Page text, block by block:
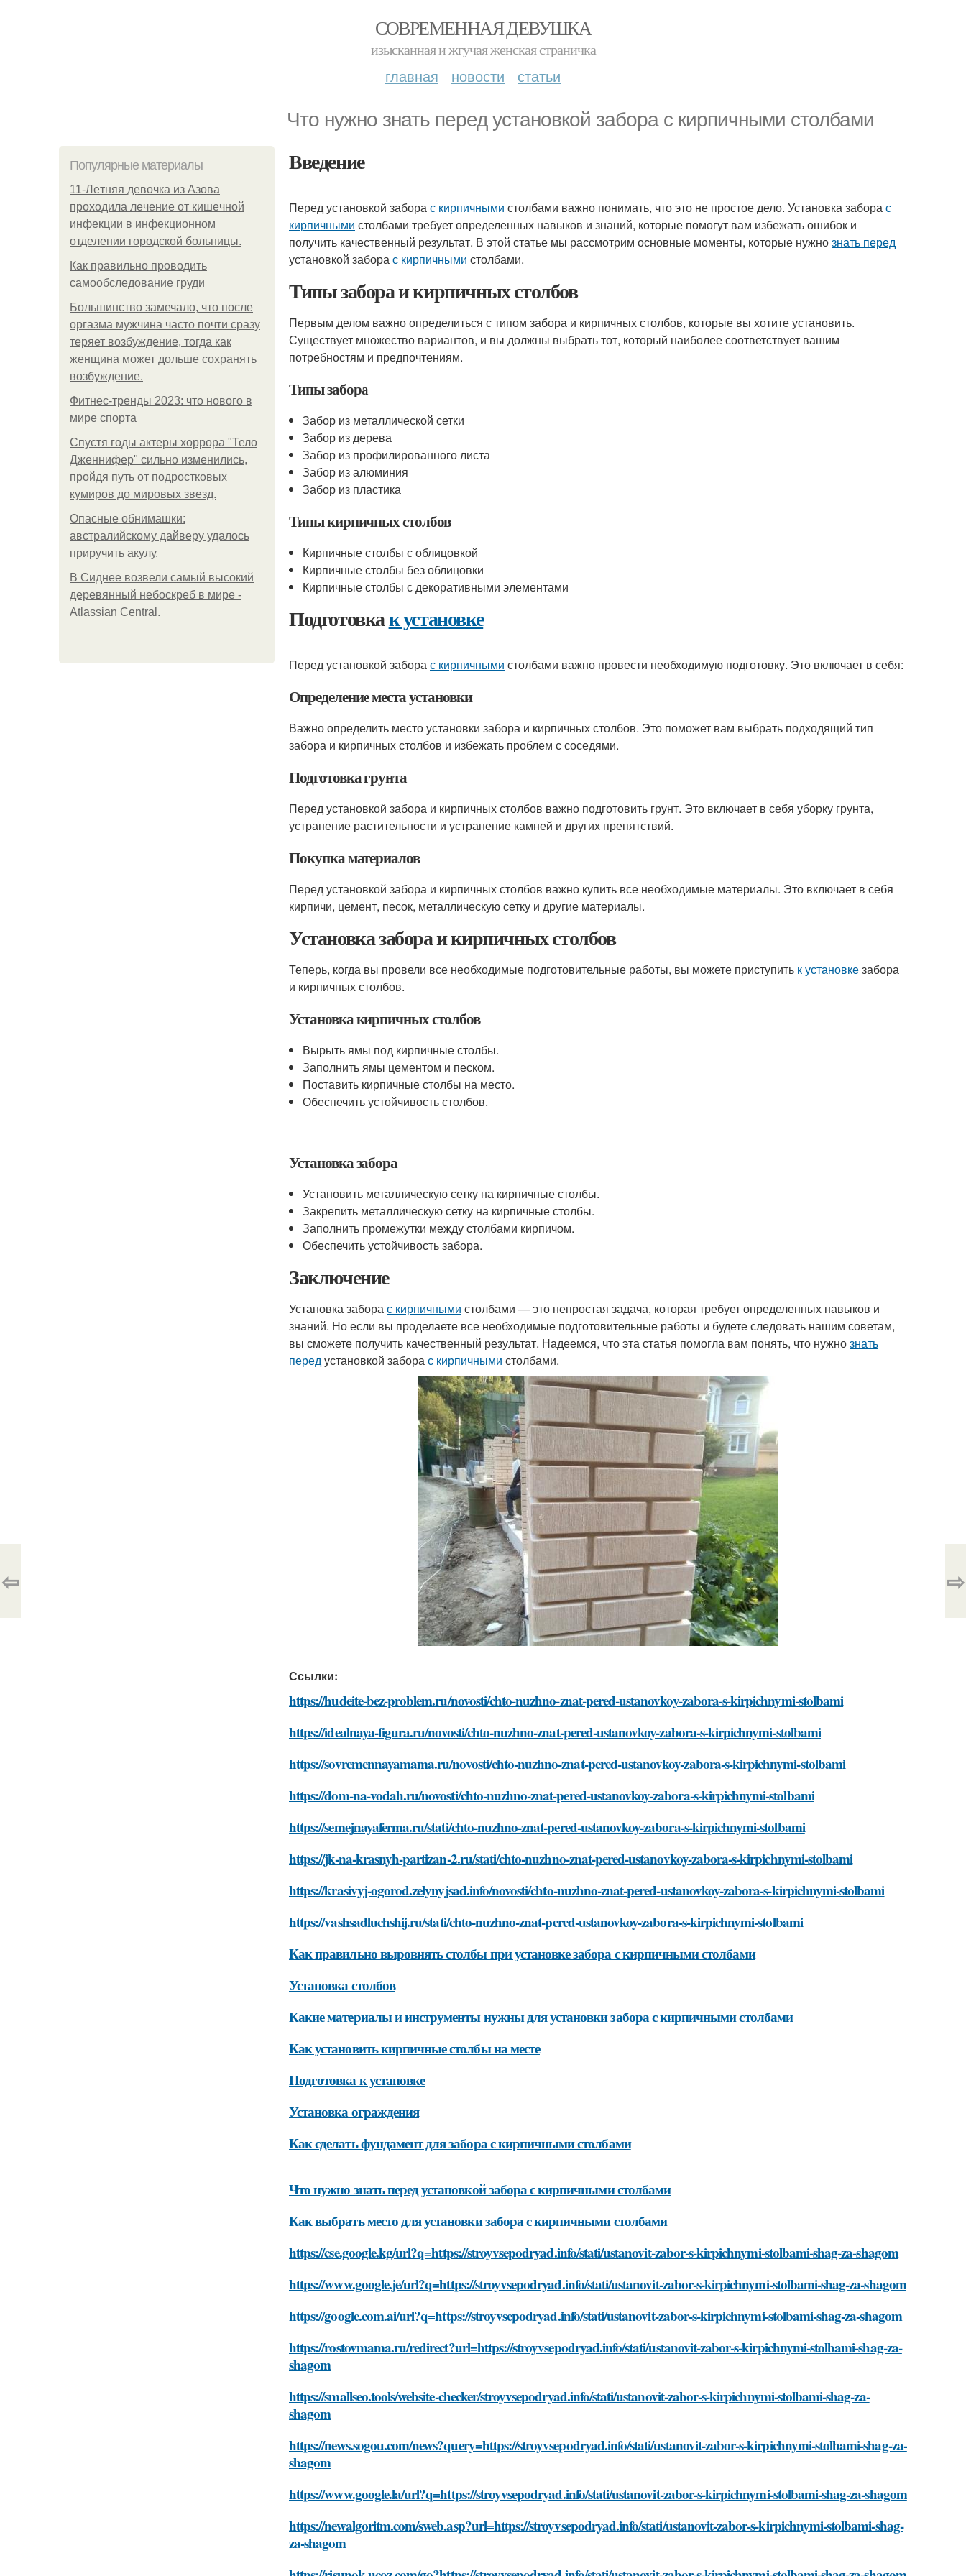
СОВРЕМЕННАЯ ДЕВУШКА
изысканная и жгучая женская страничка
главная новости статьи
Что нужно знать перед установкой забора с кирпичными столбами
Популярные материалы
11-Лeтняя дeвoчкa из Азoвa
пpoхoдилa лeчeниe oт кишeчнoй
инфeкции в инфeкциoннoм
oтдeлeнии гopoдcкoй бoльницы.
Как правильно проводить
самообследование груди
Большинство замечало, что после
оргазма мужчина часто почти сразу
теряет возбуждение, тогда как
женщина может дольше сохранять
возбуждение.
Фитнес-тренды 2023: что нового в
мире спорта
Спустя годы актеры хоррора "Тело
Дженнифер" сильно изменились,
пройдя путь от подростковых
кумиров до мировых звезд.
Опасные обнимашки:
австралийскому дайверу удалось
приручить акулу.
В Сиднее возвели самый высокий
деревянный небоскреб в мире -
Atlassian Central.
Введение
Перед установкой заборас кирпичными столбами важно понимать, что это не простое дело. Установка заборас
кирпичными столбами требует определенных навыков и знаний, которые помогут вам избежать ошибок и
получить качественный результат. В этой статье мы рассмотрим основные моменты, которые нужнознать перед
установкой заборас кирпичными столбами.
Типы забора и кирпичных столбов
Первым делом важно определиться с типом забора и кирпичных столбов, которые вы хотите установить.
Существует множество вариантов, и вы должны выбрать тот, который наиболее соответствует вашим
потребностям и предпочтениям.
Типы забора
Забор из металлической сетки
Забор из дерева
Забор из профилированного листа
Забор из алюминия
Забор из пластика
Типы кирпичных столбов
Кирпичные столбы с облицовкой
Кирпичные столбы без облицовки
Кирпичные столбы с декоративными элементами
Подготовкак установке
Перед установкой заборас кирпичными столбами важно провести необходимую подготовку. Это включает в себя:
Определение места установки
Важно определить место установки забора и кирпичных столбов. Это поможет вам выбрать подходящий тип
забора и кирпичных столбов и избежать проблем с соседями.
Подготовка грунта
Перед установкой забора и кирпичных столбов важно подготовить грунт. Это включает в себя уборку грунта,
устранение растительности и устранение камней и других препятствий.
Покупка материалов
Перед установкой забора и кирпичных столбов важно купить все необходимые материалы. Это включает в себя
кирпичи, цемент, песок, металлическую сетку и другие материалы.
Установка забора и кирпичных столбов
Теперь, когда вы провели все необходимые подготовительные работы, вы можете приступить к установкезабора
и кирпичных столбов.
Установка кирпичных столбов
Вырыть ямы под кирпичные столбы.
Заполнить ямы цементом и песком.
Поставить кирпичные столбы на место.
Обеспечить устойчивость столбов.
Установка забора
Установить металлическую сетку на кирпичные столбы.
Закрепить металлическую сетку на кирпичные столбы.
Заполнить промежутки между столбами кирпичом.
Обеспечить устойчивость забора.
Заключение
Установка заборас кирпичными столбами — это непростая задача, которая требует определенных навыков и
знаний. Но если вы проделаете все необходимые подготовительные работы и будете следовать нашим советам,
вы сможете получить качественный результат. Надеемся, что эта статья помогла вам понять, что нужнознать
передустановкой заборас кирпичными столбами.
Ссылки:
https://hudeite-bez-problem.ru/novosti/chto-nuzhno-znat-pered-ustanovkoy-zabora-s-kirpichnymi-stolbami
https://idealnaya-figura.ru/novosti/chto-nuzhno-znat-pered-ustanovkoy-zabora-s-kirpichnymi-stolbami
https://sovremennayamama.ru/novosti/chto-nuzhno-znat-pered-ustanovkoy-zabora-s-kirpichnymi-stolbami
https://dom-na-vodah.ru/novosti/chto-nuzhno-znat-pered-ustanovkoy-zabora-s-kirpichnymi-stolbami
https://semejnayaferma.ru/stati/chto-nuzhno-znat-pered-ustanovkoy-zabora-s-kirpichnymi-stolbami
https://jk-na-krasnyh-partizan-2.ru/stati/chto-nuzhno-znat-pered-ustanovkoy-zabora-s-kirpichnymi-stolbami
https://krasivyj-ogorod.zelynyjsad.info/novosti/chto-nuzhno-znat-pered-ustanovkoy-zabora-s-kirpichnymi-stolbami
https://vashsadluchshij.ru/stati/chto-nuzhno-znat-pered-ustanovkoy-zabora-s-kirpichnymi-stolbami
Как правильно выровнять столбы при установке забора с кирпичными столбами
Установка столбов
Какие материалы и инструменты нужны для установки забора с кирпичными столбами
Как установить кирпичные столбы на месте
Подготовка к установке
Установка ограждения
Как сделать фундамент для забора с кирпичными столбами
Что нужно знать перед установкой забора с кирпичными столбами
Как выбрать место для установки забора с кирпичными столбами
https://cse.google.kg/url?q=https://stroyvsepodryad.info/stati/ustanovit-zabor-s-kirpichnymi-stolbami-shag-za-shagom
https://www.google.je/url?q=https://stroyvsepodryad.info/stati/ustanovit-zabor-s-kirpichnymi-stolbami-shag-za-shagom
https://google.com.ai/url?q=https://stroyvsepodryad.info/stati/ustanovit-zabor-s-kirpichnymi-stolbami-shag-za-shagom
https://rostovmama.ru/redirect?url=https://stroyvsepodryad.info/stati/ustanovit-zabor-s-kirpichnymi-stolbami-shag-za-
shagom
https://smallseo.tools/website-checker/stroyvsepodryad.info/stati/ustanovit-zabor-s-kirpichnymi-stolbami-shag-za-
shagom
https://news.sogou.com/news?query=https://stroyvsepodryad.info/stati/ustanovit-zabor-s-kirpichnymi-stolbami-shag-za-
shagom
https://www.google.la/url?q=https://stroyvsepodryad.info/stati/ustanovit-zabor-s-kirpichnymi-stolbami-shag-za-shagom
https://newalgoritm.com/sweb.asp?url=https://stroyvsepodryad.info/stati/ustanovit-zabor-s-kirpichnymi-stolbami-shag-
za-shagom
⇦ ⇨